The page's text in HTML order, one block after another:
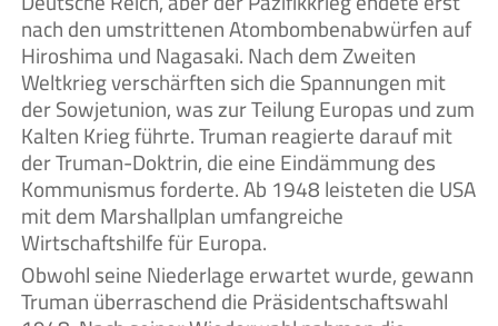
nach den umstrittenen Atombombenabwürfen auf
Hiroshima und Nagasaki. Nach dem Zweiten
Weltkrieg verschärften sich die Spannungen mit
der Sowjetunion, was zur Teilung Europas und zum
Kalten Krieg führte. Truman reagierte darauf mit
der Truman-Doktrin, die eine Eindämmung des
Kommunismus forderte. Ab 1948 leisteten die USA
mit dem Marshallplan umfangreiche
Wirtschaftshilfe für Europa.
Obwohl seine Niederlage erwartet wurde, gewann
Truman überraschend die Präsidentschaftswahl